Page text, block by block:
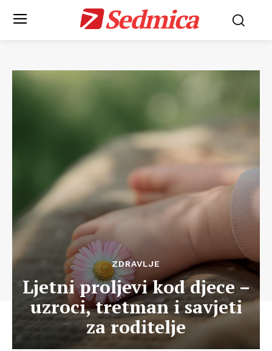
Sedmica
ZDRAVLJE
Ljetni proljevi kod djece –
uzroci, tretman i savjeti
za roditelje